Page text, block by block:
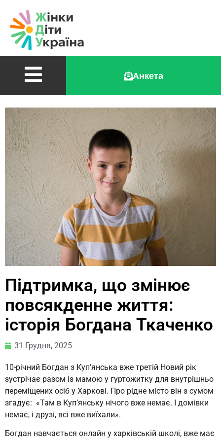
Анкета
Підтримка, що змінює
повсякденне життя:
історія Богдана Ткаченко
31 Грудня, 2025
10-річний Богдан з Куп’янська вже третій Новий рік
зустрічає разом із мамою у гуртожитку для внутрішньо
переміщених осіб у Харкові. Про рідне місто він з сумом
згадує: «Там в Куп’янську нічого вже немає. І домівки
немає, і друзі, всі вже виїхали».
Богдан навчається онлайн у харківській школі, вже має